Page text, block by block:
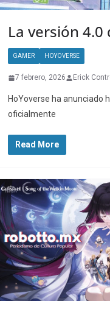
La versión
GAMER HOYOVERSE
7 febrero, 2026 Erick
HoYoverse ha anunciado
oficialmente
Read More